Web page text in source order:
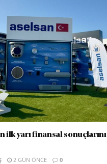
ilk yarı finansal sonuçlarını
2 GÜN ÖNCE 0